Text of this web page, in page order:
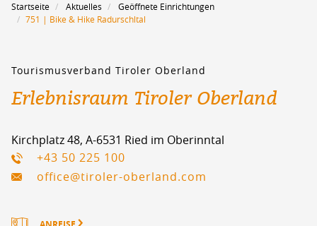
Startseite Aktuelles
Geöffnete Einrichtungen
751 | Bike & Hike Radurschltal
Tourismusverband Tiroler Oberland
Erlebnisraum Tiroler Oberland
Kirchplatz 48, A-6531 Ried im Oberinntal
+43 50 225 100
office@tiroler-oberland.com